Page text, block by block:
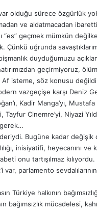
olduğu sürece özgürlük
ve aldatmacadan
“es” geçmek mümkün
Çünkü uğrunda
duyduğumuzu
geçirmiyoruz,
Af isteme, söz konusu
vazgeçişe karşı Deniz
Kadir Manga’yı,
Tayfur Cinemre’yi, Niyazi
gerek…
Bugüne kadar
inisiyatifi, heyecanını
onu tartışılmaz
var, parlamento
Türkiye halkının
bağımsızlık mücadelesi,